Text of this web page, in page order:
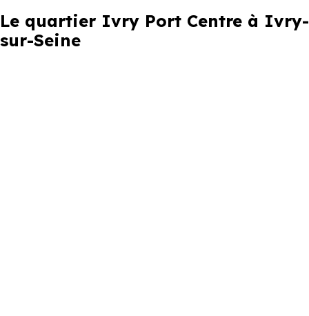
Le quartier Ivry Port Centre à Ivry-
sur-Seine